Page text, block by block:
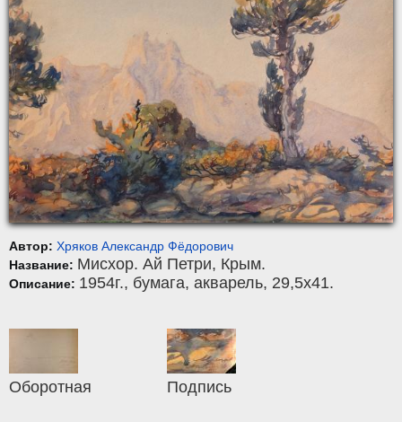
Автор: Хряков Александр Фёдорович
Название: Мисхор. Ай Петри, Крым.
Описание: 1954г., бумага, акварель, 29,5x41.
Оборотная Подпись